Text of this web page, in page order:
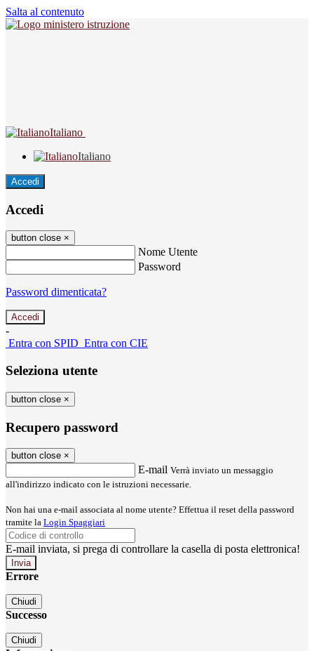
Salta al contenuto
Italiano
Italiano
Accedi
Accedi
button close ×
Nome Utente
Password
Password dimenticata?
-
Entra con SPID Entra con CIE
Seleziona utente
button close ×
Recupero password
button close ×
E-mail Verrà inviato un messaggio
all'indirizzo indicato con le istruzioni necessarie.
Non hai una e-mail associata al nome utente? Effettua il reset della password
tramite la Login Spaggiari
E-mail inviata, si prega di controllare la casella di posta elettronica!
Errore
Chiudi
Successo
Chiudi